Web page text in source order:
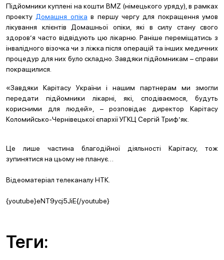
Підйомники куплені на кошти BMZ (німецького уряду), в рамках
проекту Домашня опіка в першу чергу для покращення умов
лікування клієнтів Домашньої опіки, які в силу стану свого
здоров’я часто відвідують цю лікарню. Раніше переміщатись з
інвалідного візочка чи з ліжка після операцій та інших медичних
процедур для них було складно. Завдяки підйомникам – справи
покращилися.
«Завдяки Карітасу України і нашим партнерам ми змогли
передати підйомники лікарні, які, сподіваємося, будуть
корисними для людей», – розповідає директор Карітасу
Коломийсько-Чернівецької єпархії УГКЦ Сергій Триф’як.
Це лише частина благодійної діяльності Карітасу, тож
зупинятися на цьому не планує…
Відеоматеріал телеканалу НТК.
{youtube}eNT9ycj5JiE{/youtube}
Теги: